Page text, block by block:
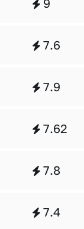
9
7.6
7.9
7.62
7.8
7.4